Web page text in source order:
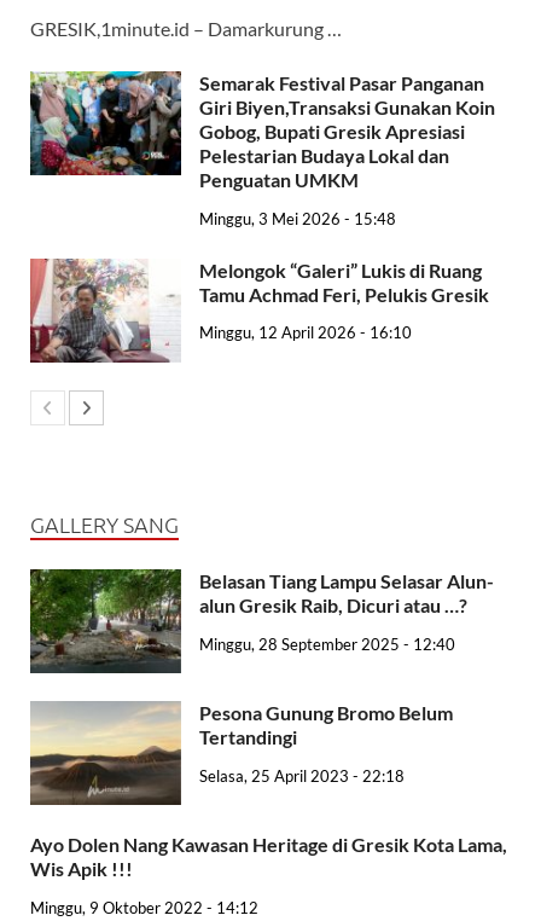
GRESIK,1minute.id – Damarkurung …
Semarak Festival Pasar Panganan
Giri Biyen,Transaksi Gunakan Koin
Gobog, Bupati Gresik Apresiasi
Pelestarian Budaya Lokal dan
Penguatan UMKM
Minggu, 3 Mei 2026 - 15:48
Melongok “Galeri” Lukis di Ruang
Tamu Achmad Feri, Pelukis Gresik
Minggu, 12 April 2026 - 16:10
GALLERY SANG
Belasan Tiang Lampu Selasar Alun-
alun Gresik Raib, Dicuri atau …?
Minggu, 28 September 2025 - 12:40
Pesona Gunung Bromo Belum
Tertandingi
Selasa, 25 April 2023 - 22:18
Ayo Dolen Nang Kawasan Heritage di Gresik Kota Lama,
Wis Apik !!!
Minggu, 9 Oktober 2022 - 14:12